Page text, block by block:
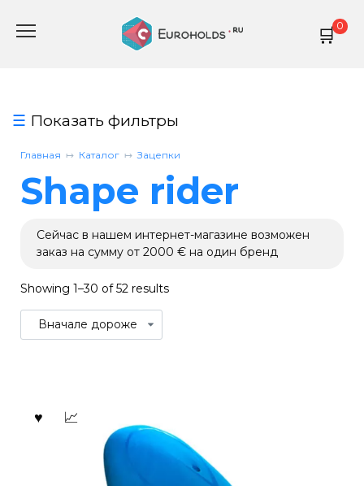
0
Главная Каталог Зацепки
Shape rider
Сейчас в нашем интернет-магазине возможен
заказ на сумму от 2000 € на один бренд
Showing 1–30 of 52 results
Показать фильтры